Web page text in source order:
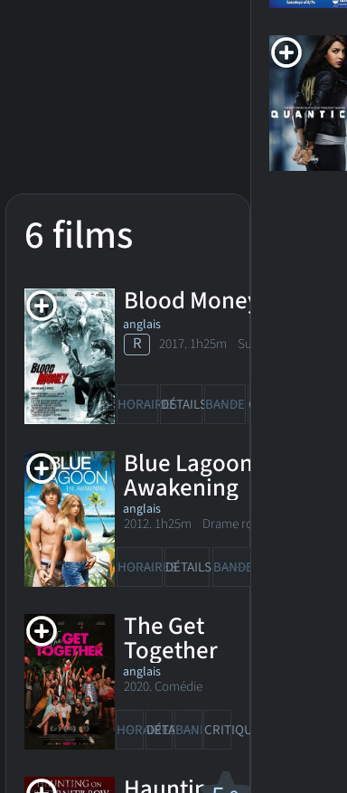
6 films
Blood Money
anglais
R 2017. 1h25m Suspense
HORAIRESDÉTAILSBANDE-ANNCRITIQUES
Blue Lagoon: The
Awakening
anglais
2012. 1h25m Drame romantique
HORAIRESDÉTAILSBANDE-ANN
The Get
Together
anglais
2020. Comédie
HORAIRES
DÉTAILSBANDE-ANN
CRITIQUES